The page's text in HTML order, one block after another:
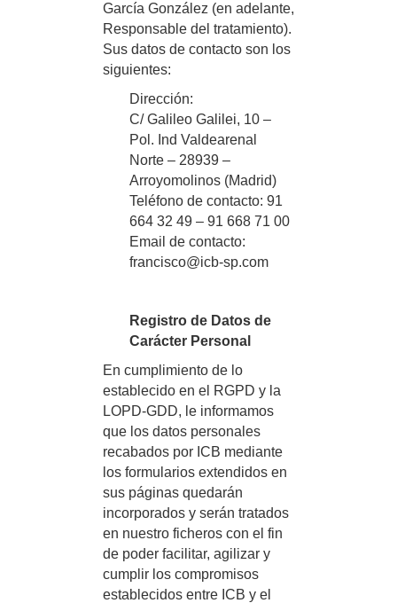
García González (en adelante,
Responsable del tratamiento).
Sus datos de contacto son los
siguientes:
Dirección:
C/ Galileo Galilei, 10 –
Pol. Ind Valdearenal
Norte – 28939 –
Arroyomolinos (Madrid)
Teléfono de contacto: 91
664 32 49 – 91 668 71 00
Email de contacto:
francisco@icb-sp.com
Registro de Datos de
Carácter Personal
En cumplimiento de lo
establecido en el RGPD y la
LOPD-GDD, le informamos
que los datos personales
recabados por ICB mediante
los formularios extendidos en
sus páginas quedarán
incorporados y serán tratados
en nuestro ficheros con el fin
de poder facilitar, agilizar y
cumplir los compromisos
establecidos entre ICB y el